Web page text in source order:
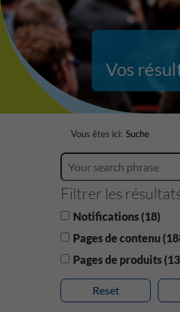
Vos
Vous êtes ici: Suche
Filtrer les
Notifications (18)
Pages de contenu
Pages de produits
Reset